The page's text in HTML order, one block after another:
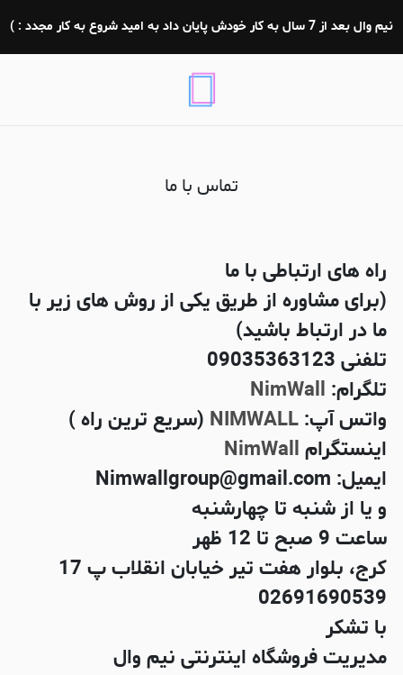
نیم وال بعد از 7 سال به کار خودش پایان داد به امید شروع به کار مجدد : )
تماس با ما
راه های ارتباطی با ما
(برای مشاوره از طریق یکی از روش های زیر با
ما در ارتباط باشید)
تلفنی 09035363123
تلگرام: NimWall
واتس آپ:NIMWALL (سریع ترین راه )
اینستگرامNimWall
ایمیل: Nimwallgroup@gmail.com
و یا از شنبه تا چهارشنبه
ساعت 9 صبح تا 12 ظهر
کرج، بلوار هفت تیر خیابان انقلاب پ 17
02691690539
با تشکر
مدیریت فروشگاه اینترنتی نیم وال